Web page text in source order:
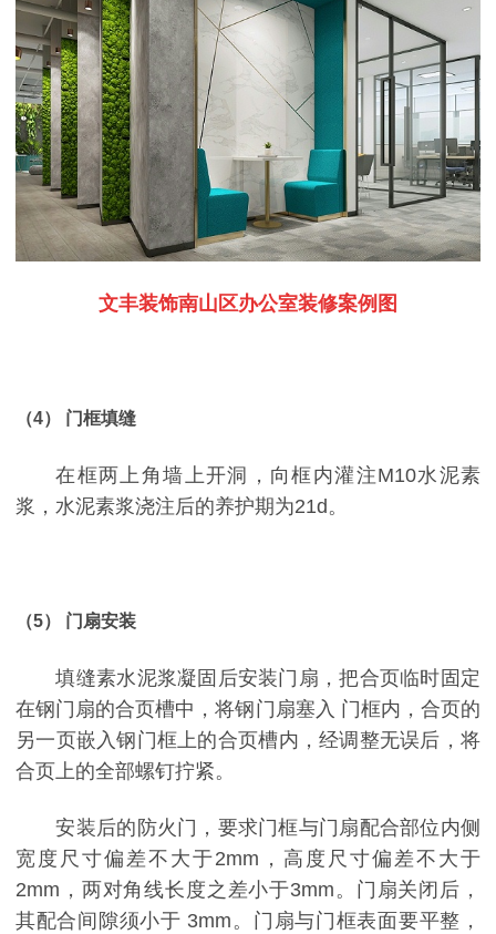
文丰装饰南山区办公室装修案例图
（4） 门框填缝
在框两上角墙上开洞，向框内灌注M10水泥素
浆，水泥素浆浇注后的养护期为21d。
（5） 门扇安装
填缝素水泥浆凝固后安装门扇，把合页临时固定
在钢门扇的合页槽中，将钢门扇塞入 门框内，合页的
另一页嵌入钢门框上的合页槽内，经调整无误后，将
合页上的全部螺钉拧紧。
安装后的防火门，要求门框与门扇配合部位内侧
宽度尺寸偏差不大于2mm，高度尺寸偏差不大于
2mm，两对角线长度之差小于3mm。门扇关闭后，
其配合间隙须小于 3mm。门扇与门框表面要平整，